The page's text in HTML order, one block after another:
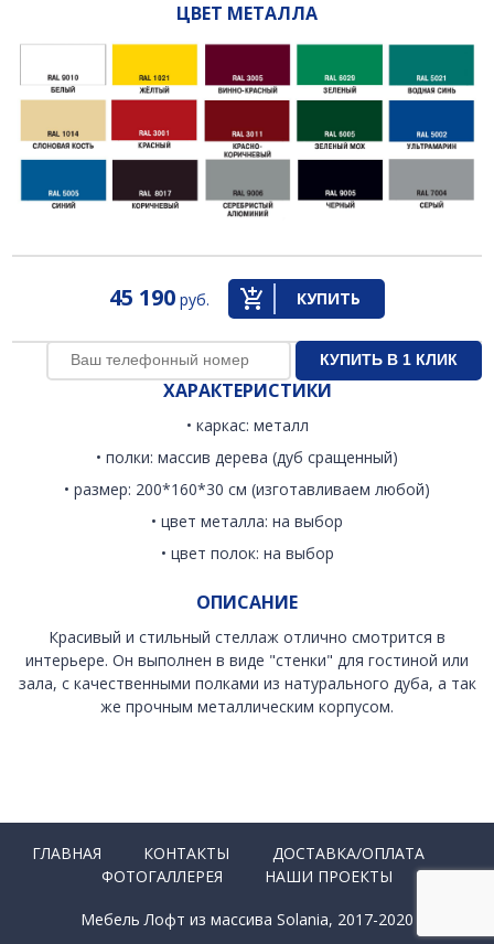
ЦВЕТ МЕТАЛЛА
45 190 руб. КУПИТЬ
ХАРАКТЕРИСТИКИ
• каркас: металл
• полки: массив дерева (дуб сращенный)
• размер: 200*160*30 см (изготавливаем любой)
• цвет металла: на выбор
• цвет полок: на выбор
ОПИСАНИЕ
Красивый и стильный стеллаж отлично смотрится в
интерьере. Он выполнен в виде "стенки" для гостиной или
зала, с качественными полками из натурального дуба, а так
же прочным металлическим корпусом.
ГЛАВНАЯ КОНТАКТЫ
ДОСТАВКА/ОПЛАТА
ФОТОГАЛЛЕРЕЯ
НАШИ ПРОЕКТЫ
Мебель Лофт из массива Solania, 2017-2020